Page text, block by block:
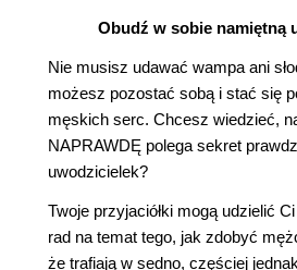
Obudź w sobie namiętną
Nie musisz udawać wampa ani
możesz pozostać sobą i stać się
męskich serc. Chcesz wiedzieć,
NAPRAWDĘ polega sekret
uwodzicielek?
Twoje przyjaciółki mogą udzielić
rad na temat tego, jak zdobyć
że trafiają w sedno, częściej